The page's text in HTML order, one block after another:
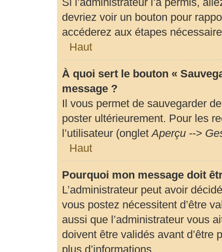
devriez voir un bouton pour
accéderez aux étapes
Haut
À quoi sert le bouton «
message ?
Il vous permet de sauvegarder
poster ultérieurement. Pour les
l’utilisateur (ongletAperçu -->
Haut
Pourquoi mon message doit
L’administrateur peut avoir
vous postez nécessitent d’être
aussi que l’administrateur vous
doivent être validés avant d’être
plus d’informations.